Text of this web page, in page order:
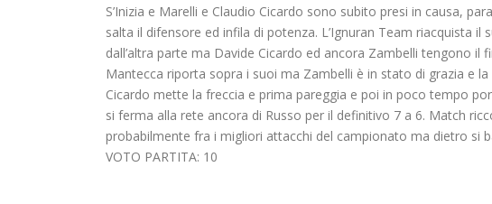
S’Inizia e Marelli e Claudio Cicardo sono subito presi in causa,
salta il difensore ed infila di potenza. L’Ignuran Team riacquista
dall’altra parte ma Davide Cicardo ed ancora Zambelli tengono
Mantecca riporta sopra i suoi ma Zambelli è in stato di grazia e
Cicardo mette la freccia e prima pareggia e poi in poco tempo
si ferma alla rete ancora di Russo per il definitivo 7 a 6. Match
probabilmente fra i migliori attacchi del campionato ma dietro si
VOTO PARTITA: 10